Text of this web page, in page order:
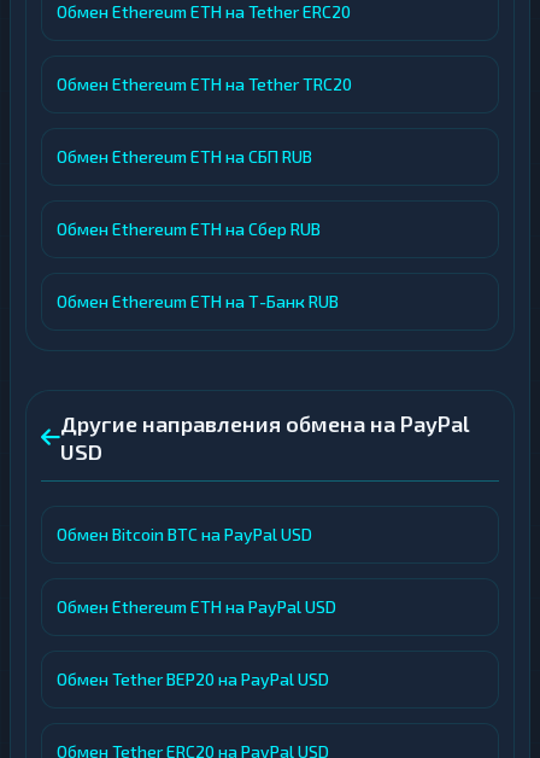
Обмен Ethereum ETH на Tether ERC20
Обмен Ethereum ETH на Tether TRC20
Обмен Ethereum ETH на СБП RUB
Обмен Ethereum ETH на Сбер RUB
Обмен Ethereum ETH на Т-Банк RUB
Другие направления обмена на PayPal
USD
Обмен Bitcoin BTC на PayPal USD
Обмен Ethereum ETH на PayPal USD
Обмен Tether BEP20 на PayPal USD
Обмен Tether ERC20 на PayPal USD